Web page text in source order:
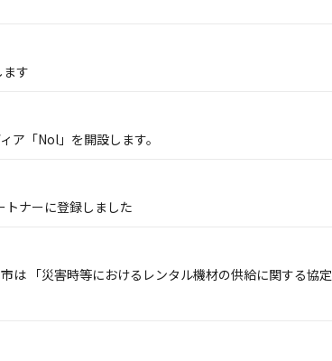
ます
ア「Nol」を開設します。
トナーに登録しました
は 「災害時等におけるレンタル機材の供給に関する協定